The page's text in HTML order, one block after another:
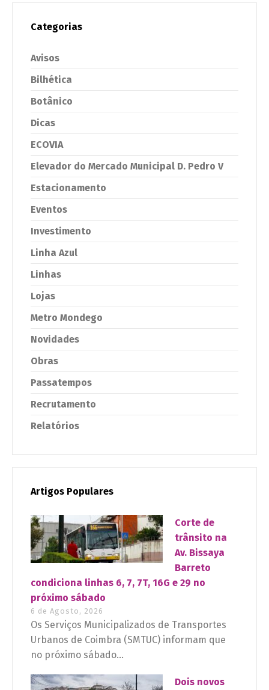
Categorias
Avisos
Bilhética
Botânico
Dicas
ECOVIA
Elevador do Mercado Municipal D. Pedro V
Estacionamento
Eventos
Investimento
Linha Azul
Linhas
Lojas
Metro Mondego
Novidades
Obras
Passatempos
Recrutamento
Relatórios
Artigos Populares
Corte de
trânsito na
Av. Bissaya
Barreto
condiciona linhas 6, 7, 7T, 16G e 29 no
próximo sábado
6 de Agosto, 2026
Os Serviços Municipalizados de Transportes
Urbanos de Coimbra (SMTUC) informam que
no próximo sábado...
Dois novos